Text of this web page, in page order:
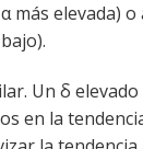
α más elevada) o
Un δ
en la